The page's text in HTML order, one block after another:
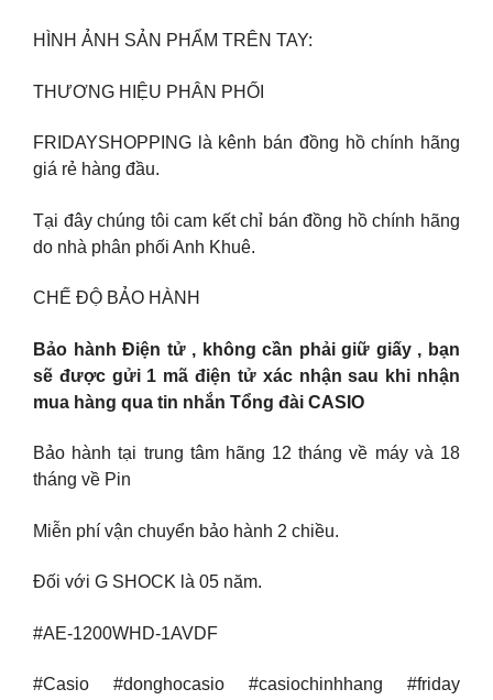
HÌNH ẢNH SẢN PHẨM TRÊN TAY:
THƯƠNG HIỆU PHÂN PHỐI
FRIDAYSHOPPING là kênh bán đồng hồ chính hãng
giá rẻ hàng đầu.
Tại đây chúng tôi cam kết chỉ bán đồng hồ chính hãng
do nhà phân phối Anh Khuê.
CHẾ ĐỘ BẢO HÀNH
Bảo hành Điện tử , không cần phải giữ giấy , bạn
sẽ được gửi 1 mã điện tử xác nhận sau khi nhận
mua hàng qua tin nhắn Tổng đài CASIO
Bảo hành tại trung tâm hãng 12 tháng về máy và 18
tháng về Pin
Miễn phí vận chuyển bảo hành 2 chiều.
Đối với G SHOCK là 05 năm.
#AE-1200WHD-1AVDF
#Casio #donghocasio #casiochinhhang #friday